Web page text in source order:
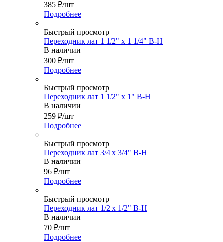
385 ₽/шт
Подробнее
Быстрый просмотр
Переходник лат 1 1/2" х 1 1/4" В-Н
В наличии
300 ₽/шт
Подробнее
Быстрый просмотр
Переходник лат 1 1/2" х 1" В-Н
В наличии
259 ₽/шт
Подробнее
Быстрый просмотр
Переходник лат 3/4 x 3/4" В-Н
В наличии
96 ₽/шт
Подробнее
Быстрый просмотр
Переходник лат 1/2 x 1/2" В-Н
В наличии
70 ₽/шт
Подробнее